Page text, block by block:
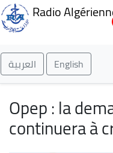
Radio
العربية English
Opep : la
continuera à